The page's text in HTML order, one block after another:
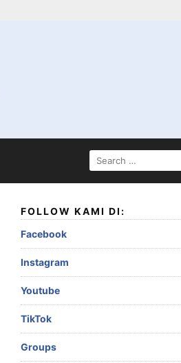
SEARCH
FOR:
FOLLOW KAMI DI:
Facebook
Instagram
Youtube
TikTok
Groups